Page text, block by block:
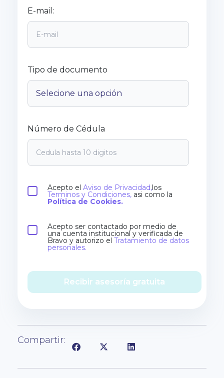
E-mail:
Tipo de documento
Número de Cédula
Acepto el Aviso de Privacidad,los
Terminos y Condiciones, asi como la
Política de Cookies.
Acepto ser contactado por medio de
una cuenta institucional y verificada de
Bravo y autorizo el Tratamiento de datos
personales.
Recibir asesoría gratuita
Compartir: